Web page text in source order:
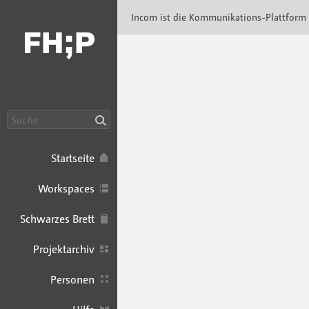
Startseite
Workspaces
Schwarzes Brett
Projektarchiv
Personen
Incom ist die Kommunikations-Plattform